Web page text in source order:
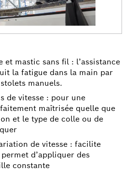
et mastic sans fil : l’assistance
la fatigue dans la main par
manuels.
de vitesse : pour une
maîtrisée quelle que
et le type de colle ou de
de vitesse : facilite
d’appliquer des
constante